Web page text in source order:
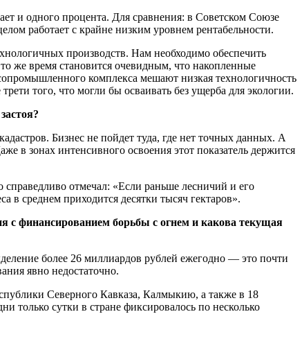
и одного процента. Для сравнения: в Советском Союзе
работает с крайне низким уровнем рентабельности.
производств. Нам необходимо обеспечить
же время становится очевидным, что накопленные
комплекса мешают низкая технологичность
того, что могли бы осваивать без ущерба для экологии.
Бизнес не пойдет туда, где нет точных данных. А
в зонах интенсивного освоения этот показатель держится
отмечал: «Если раньше лесничий и его
в среднем приходится десятки тысяч гектаров».
с финансированием борьбы с огнем и какова текущая
более 26 миллиардов рублей ежегодно — это почти
явно недостаточно.
Северного Кавказа, Калмыкию, а также в 18
только сутки в стране фиксировалось по несколько